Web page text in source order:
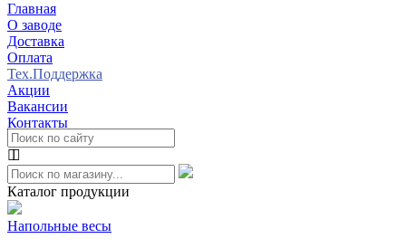
Главная
О заводе
Доставка
Оплата
Тех.Поддержка
Акции
Вакансии
Контакты
Каталог продукции
Напольные весы